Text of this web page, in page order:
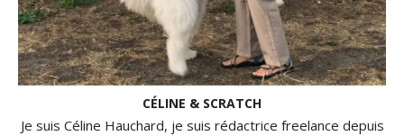
CÉLINE & SCRATCH
Je suis Céline Hauchard, je suis rédactrice freelance depuis